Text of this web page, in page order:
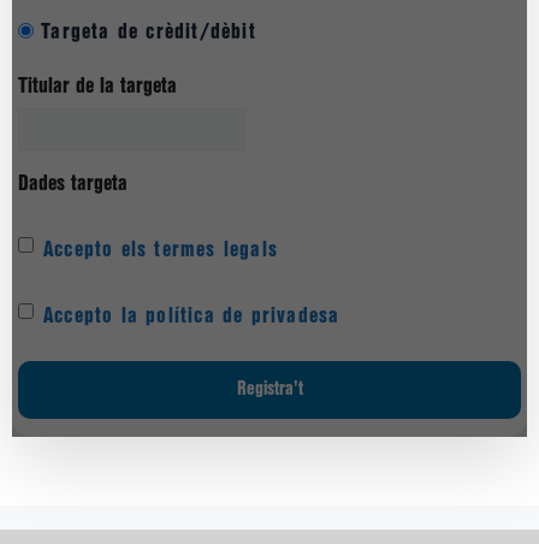
Targeta de crèdit/dèbit
Titular de la targeta
Dades targeta
Accepto els termes legals
Accepto la política de privadesa